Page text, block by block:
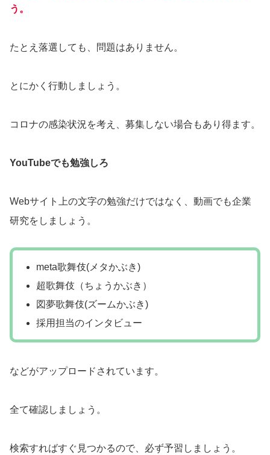
う。
たとえ落選しても、問題はありません。
とにかく行動しましょう。
コロナの感染状況を考え、募集しない場合もあり得ます。
YouTubeでも勉強しろ
Webサイト上の文字の勉強だけではなく、動画でも企業
研究をしましょう。
meta歌舞伎(メタかぶき)
超歌舞伎（ちょうかぶき）
図夢歌舞伎(ズームかぶき)
採用担当のインタビュー
などがアップロードされています。
全て確認しましょう。
検索すればすぐ見つかるので、必ず予習しましょう。